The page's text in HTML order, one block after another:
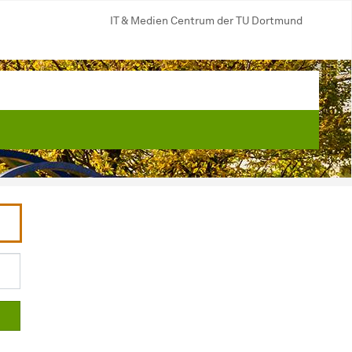
IT & Medien Centrum der TU Dortmund